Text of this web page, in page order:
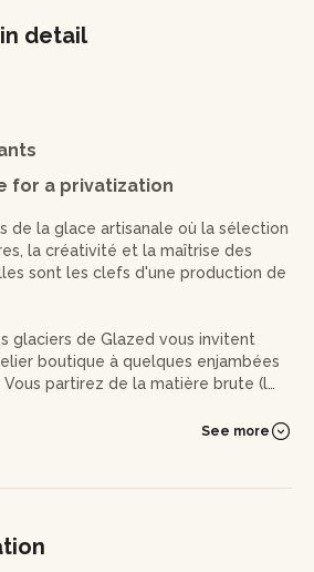
detail
for a privatization
de la glace artisanale où la sélection
la créativité et la maîtrise des
sont les clefs d'une production de
glaciers de Glazed vous invitent
boutique à quelques enjambées
partirez de la matière brute (le
Dans un deuxième temps, vous
de l'artisan.
See more